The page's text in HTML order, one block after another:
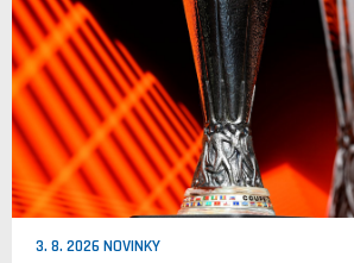
3. 8. 2026 NOVINKY